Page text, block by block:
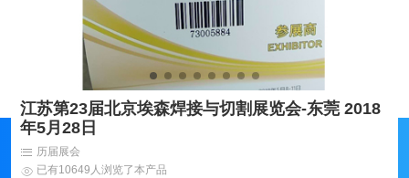
江苏第23届北京埃森焊接与切割展览会-东莞 2018
年5月28日
历届展会
已有10649人浏览了本产品